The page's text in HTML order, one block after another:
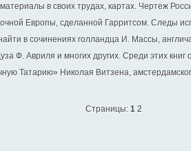
материалы в своих трудах, картах. Чертеж
Европы, сделанной Гарритсом. Следы
в сочинениях голландца И. Массы,
Ф. Авриля и многих других. Среди этих книг
Татарию» Николая Витзена,
Страницы: 1 2